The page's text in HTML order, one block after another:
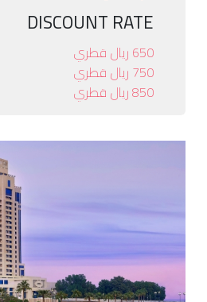
DISCOUNT RATE
650 ريال قطري
750 ريال قطري
850 ريال قطري